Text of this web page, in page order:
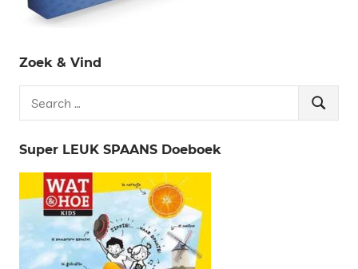
Zoek & Vind
Search
Super LEUK SPAANS Doeboek